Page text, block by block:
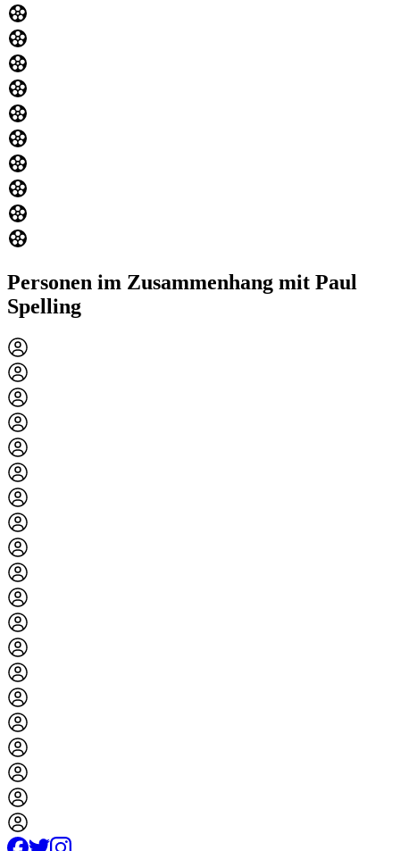
Personen im Zusammenhang mit Paul
Spelling